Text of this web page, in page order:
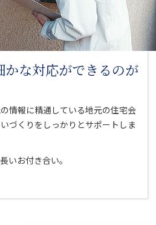
かな対応ができるのが
情報に精通している地元の住宅会
づくりをしっかりとサポートしま
いお付き合い。